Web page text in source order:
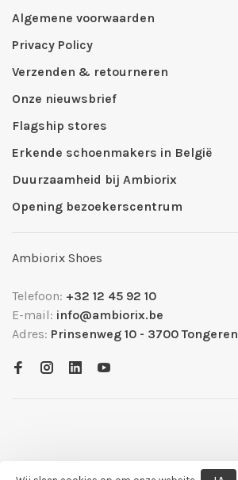
Algemene voorwaarden
Privacy Policy
Verzenden & retourneren
Onze nieuwsbrief
Flagship stores
Erkende schoenmakers in België
Duurzaamheid bij Ambiorix
Opening bezoekerscentrum
Ambiorix Shoes
Telefoon: +32 12 45 92 10
E-mail: info@ambiorix.be
Adres: Prinsenweg 10 - 3700 Tongeren